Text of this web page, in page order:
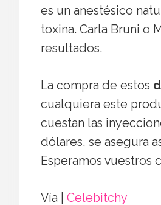
es un anestésico
toxina. Carla Bruni o
resultados.
La compra de estos
cualquiera este
cuestan las
dólares, se asegura
Esperamos vuestros
Vía | Celebitchy